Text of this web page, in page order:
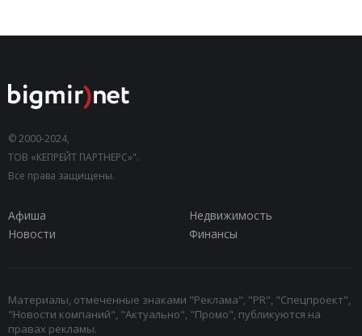
© 2000-2024,
ТОВ «КЕПРЕЙТ ПАРТНЕРС»".
Все права защищены.
Афиша
Недвижимость
Новости
Финансы
Материалы, отмеченные знаками "Реклама", "PR", "Спецпроект",
"Новости компаний", "Актуально", "Промо", публикуются на
правах рекламы.